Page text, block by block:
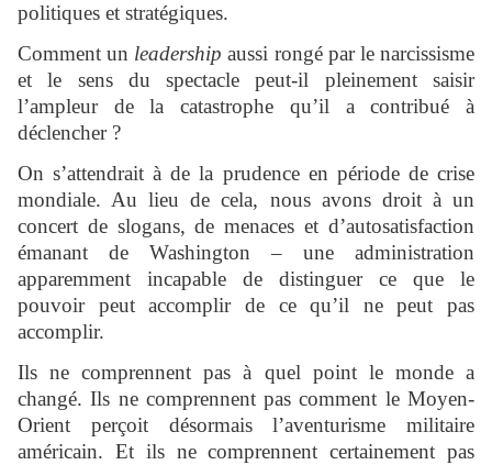
politiques et stratégiques.
Comment un leadership aussi rongé par le narcissisme
et le sens du spectacle peut-il pleinement saisir
l’ampleur de la catastrophe qu’il a contribué à
déclencher ?
On s’attendrait à de la prudence en période de crise
mondiale. Au lieu de cela, nous avons droit à un
concert de slogans, de menaces et d’autosatisfaction
émanant de Washington – une administration
apparemment incapable de distinguer ce que le
pouvoir peut accomplir de ce qu’il ne peut pas
accomplir.
Ils ne comprennent pas à quel point le monde a
changé. Ils ne comprennent pas comment le Moyen-
Orient perçoit désormais l’aventurisme militaire
américain. Et ils ne comprennent certainement pas